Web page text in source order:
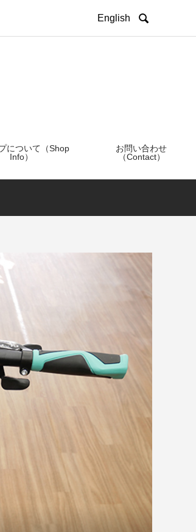
English 
について（Shop
Info）
お問い合わせ
（Contact）
COMP D...
SPECIALIZED Tarmac SL6
SHIMANO シューズ RC5
マ・FDJ ...